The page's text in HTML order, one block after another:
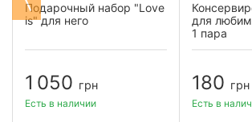
Подарочный набор "Love
is" для него
1 050 грн
Есть в наличии
для
1 пара
180 грн
Есть в